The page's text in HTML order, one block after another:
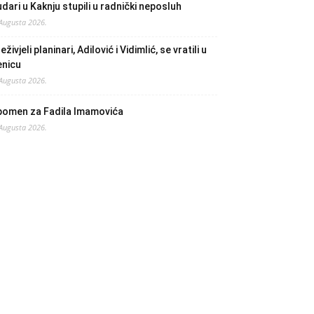
u Kaknju stupili u radnički neposluh
2026.
planinari, Adilović i Vidimlić, se vratili u
2026.
za Fadila Imamovića
2026.